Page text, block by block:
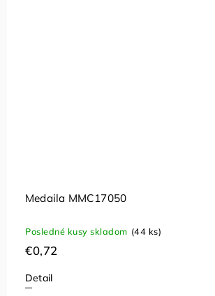
Medaila MMC17050
Posledné kusy skladom (44 ks)
€0,72
Detail